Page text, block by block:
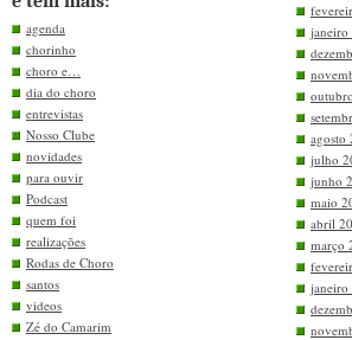
agenda
chorinho
choro e…
dia do choro
entrevistas
Nosso Clube
novidades
para ouvir
Podcast
quem foi
realizações
Rodas de Choro
santos
videos
Zé do Camarim
janeiro
agosto
julho
junho
maio
abril
março
janeiro